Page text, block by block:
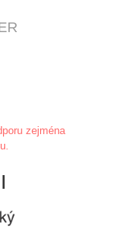
zejména